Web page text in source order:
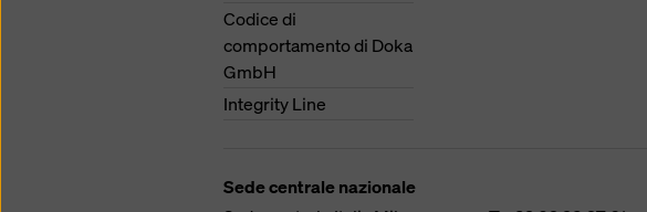
Codice di
comportamento di Doka
GmbH
Integrity Line
Sede centrale nazionale